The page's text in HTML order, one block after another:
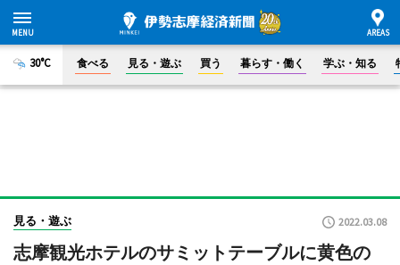
30°C 食べる 見る・遊ぶ 買う 暮らす・働く 学ぶ・知る
見る・遊ぶ 2022.03.08
志摩観光ホテルのサミットテーブルに黄色の